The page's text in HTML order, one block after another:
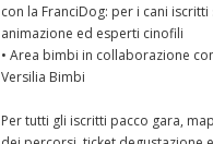
con la FranciDog: per i cani iscritti
animazione ed esperti cinofili
• Area bimbi in collaborazione
Versilia Bimbi
Per tutti gli iscritti pacco gara,